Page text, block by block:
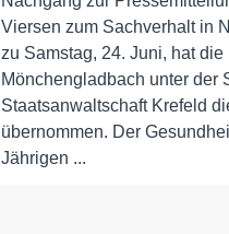
Viersen zum Sachverhalt in
zu Samstag, 24. Juni, hat die
Mönchengladbach unter der
Staatsanwaltschaft Krefeld
übernommen. Der
Jährigen ...